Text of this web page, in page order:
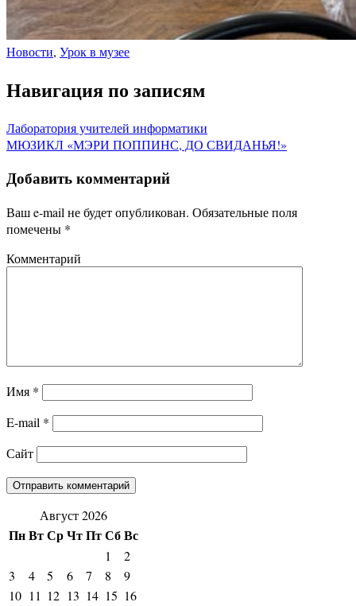
Новости, Урок в музее
Навигация по записям
Лаборатория учителей информатики
МЮЗИКЛ «МЭРИ ПОППИНС, ДО СВИДАНЬЯ!»
Добавить комментарий
Ваш e-mail не будет опубликован. Обязательные поля
помечены *
Комментарий
Имя *
E-mail *
Сайт
Август 2026
ПнВтСрЧтПтСбВс
1
2
3
4 5 6 7 8
9
10 11 12 13 14 15 16